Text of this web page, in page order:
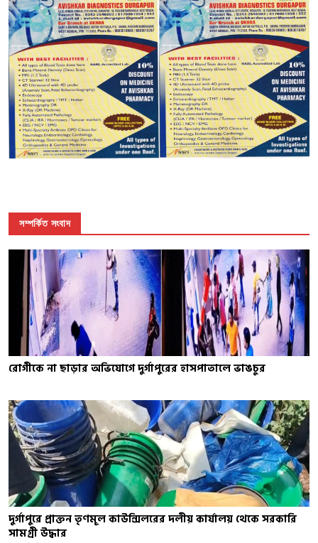
সম্পর্কিত সংবাদ
রোগীকে না ছাড়ার অভিযোগে দুর্গাপুরের হাসপাতালে ভাঙচুর
দুর্গাপুরে প্রাক্তন তৃণমূল কাউন্সিলরের দলীয় কার্যালয় থেকে সরকারি
সামগ্রী উদ্ধার